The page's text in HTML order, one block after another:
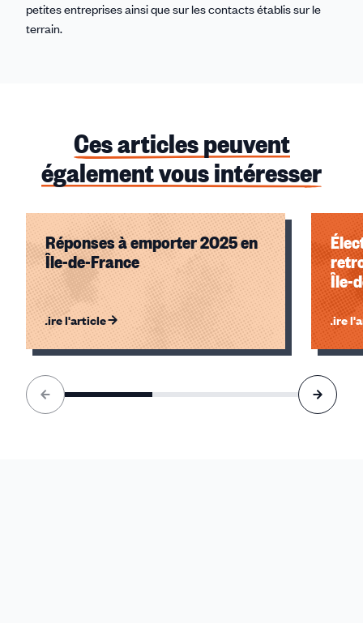
petites entreprises ainsi que sur les contacts établis sur le
terrain.
Ces articles peuvent
également vous intéresser
Réponses à emporter 2025 en
Île-de-France
Lire l'article
Île-
Lire